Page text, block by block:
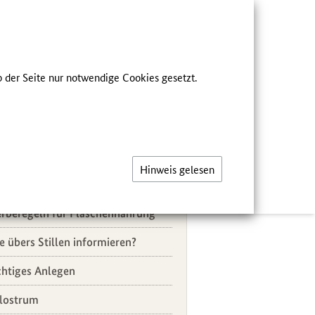
für Flaschennahrung
übers Stillen informieren?
Anlegen
Seite nur notwendige Cookies gesetzt.
Hinweis gelesen